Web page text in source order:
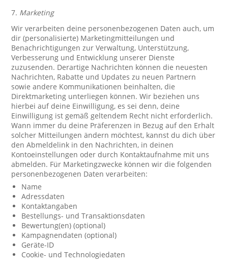
7. Marketing
Wir verarbeiten deine personenbezogenen Daten auch, um
dir (personalisierte) Marketingmitteilungen und
Benachrichtigungen zur Verwaltung, Unterstützung,
Verbesserung und Entwicklung unserer Dienste
zuzusenden. Derartige Nachrichten können die neuesten
Nachrichten, Rabatte und Updates zu neuen Partnern
sowie andere Kommunikationen beinhalten, die
Direktmarketing unterliegen können. Wir beziehen uns
hierbei auf deine Einwilligung, es sei denn, deine
Einwilligung ist gemäß geltendem Recht nicht erforderlich.
Wann immer du deine Präferenzen in Bezug auf den Erhalt
solcher Mitteilungen ändern möchtest, kannst du dich über
den Abmeldelink in den Nachrichten, in deinen
Kontoeinstellungen oder durch Kontaktaufnahme mit uns
abmelden. Für Marketingzwecke können wir die folgenden
personenbezogenen Daten verarbeiten:
Name
Adressdaten
Kontaktangaben
Bestellungs- und Transaktionsdaten
Bewertung(en) (optional)
Kampagnendaten (optional)
Geräte-ID
Cookie- und Technologiedaten